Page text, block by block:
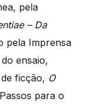
pela
– Da
pela Imprensa
ensaio,
ficção, O
para o